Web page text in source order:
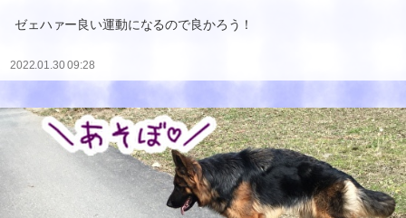
ゼェハァー良い運動になるので良かろう！
2022.01.30 09:28